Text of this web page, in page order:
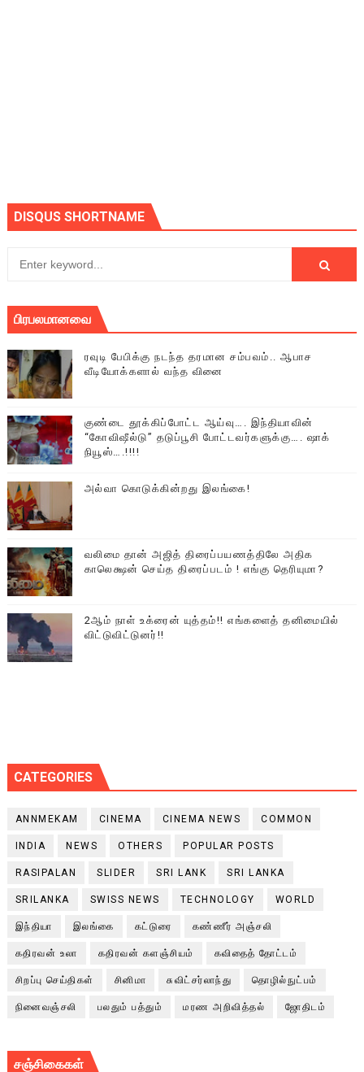
DISQUS SHORTNAME
பிரபலமானவை
ரவுடி பேபிக்கு நடந்த தரமான சம்பவம்.. ஆபாச
வீடியோக்களால் வந்த வினை
குண்டை தூக்கிப்போட்ட ஆய்வு…. இந்தியாவின்
“கோவிஷீல்டு” தடுப்பூசி போட்டவர்களுக்கு…. ஷாக்
நியூஸ்….!!!!
அல்வா கொடுக்கின்றது இலங்கை!
வலிமை தான் அஜித் திரைப்பயணத்திலே அதிக
காலெக்ஷன் செய்த திரைப்படம் ! எங்கு தெரியுமா?
2ஆம் நாள் உக்ரைன் யுத்தம்!! எங்களைத் தனிமையில்
விட்டுவிட்டுனர்!!
CATEGORIES
ANNMEKAM CINEMA CINEMA NEWS COMMON
INDIA NEWS OTHERS POPULAR POSTS
RASIPALAN SLIDER SRI LANK SRI LANKA
SRILANKA SWISS NEWS TECHNOLOGY WORLD
இந்தியா இலங்கை கட்டுரை கண்ணீர் அஞ்சலி
கதிரவன் உலா கதிரவன் களஞ்சியம் கவிதைத் தோட்டம்
சிறப்பு செய்திகள் சினிமா சுவிட்சர்லாந்து தொழில்நுட்பம்
நினைவஞ்சலி பலதும் பத்தும் மரண அறிவித்தல் ஜோதிடம்
சஞ்சிகைகள்